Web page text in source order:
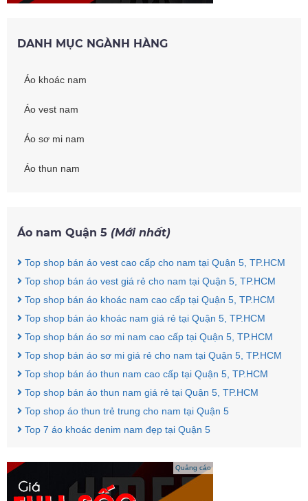
DANH MỤC NGÀNH HÀNG
Áo khoác nam
Áo vest nam
Áo sơ mi nam
Áo thun nam
Áo nam Quận 5 (Mới nhất)
Top shop bán áo vest cao cấp cho nam tại Quận 5, TP.HCM
Top shop bán áo vest giá rẻ cho nam tại Quận 5, TP.HCM
Top shop bán áo khoác nam cao cấp tại Quận 5, TP.HCM
Top shop bán áo khoác nam giá rẻ tại Quận 5, TP.HCM
Top shop bán áo sơ mi nam cao cấp tại Quận 5, TP.HCM
Top shop bán áo sơ mi giá rẻ cho nam tại Quận 5, TP.HCM
Top shop bán áo thun nam cao cấp tại Quận 5, TP.HCM
Top shop bán áo thun nam giá rẻ tại Quận 5, TP.HCM
Top shop áo thun trẻ trung cho nam tại Quận 5
Top 7 áo khoác denim nam đẹp tại Quận 5
Quảng cáo